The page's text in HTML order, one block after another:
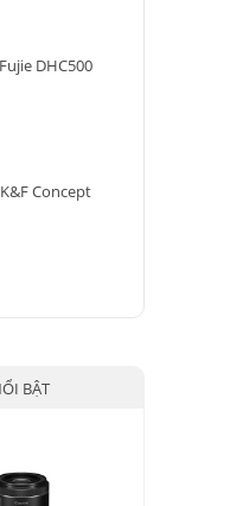
DHC500
Concept
BẬT